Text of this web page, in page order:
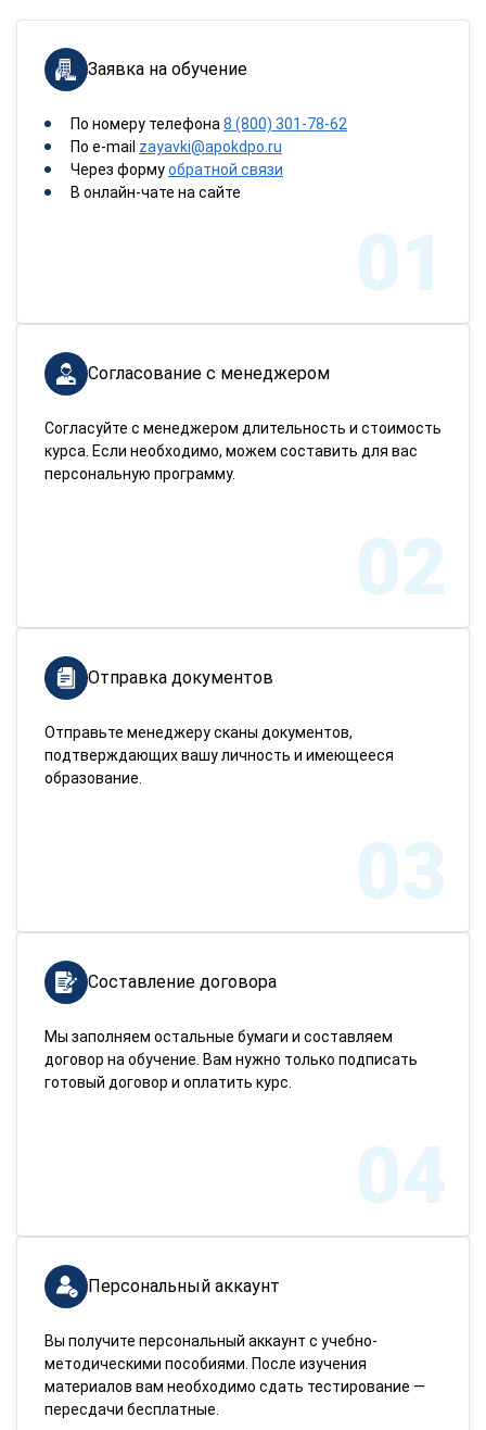
Заявка на обучение
По номеру телефона 8 (800) 301-78-62
По e-mail zayavki@apokdpo.ru
Через формуобратной связи
В онлайн-чате на сайте
01
Согласование с менеджером
Согласуйте с менеджером длительность и стоимость
курса. Если необходимо, можем составить для вас
персональную программу.
02
Отправка документов
Отправьте менеджеру сканы документов,
подтверждающих вашу личность и имеющееся
образование.
03
Составление договора
Мы заполняем остальные бумаги и составляем
договор на обучение. Вам нужно только подписать
готовый договор и оплатить курс.
04
Персональный аккаунт
Вы получите персональный аккаунт с учебно-
методическими пособиями. После изучения
материалов вам необходимо сдать тестирование —
пересдачи бесплатные.